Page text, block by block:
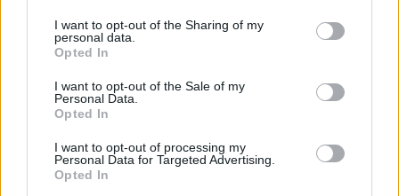
I want to opt-out of the Sharing of my
personal data.
Opted In
I want to opt-out of the Sale of my
Personal Data.
Opted In
I want to opt-out of processing my
Personal Data for Targeted Advertising.
Opted In
Επιπλέον, ανακαίνιστηκε το διοικητήριο της